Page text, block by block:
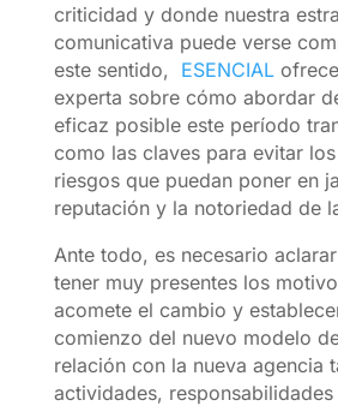
criticidad y donde nuestra
comunicativa puede verse
este sentido, ESENCIAL
experta sobre cómo abordar
eficaz posible este período
como las claves para evitar
riesgos que puedan poner en
reputación y la notoriedad de
Ante todo, es necesario
tener muy presentes los
acomete el cambio y
comienzo del nuevo modelo
relación con la nueva agencia
actividades,